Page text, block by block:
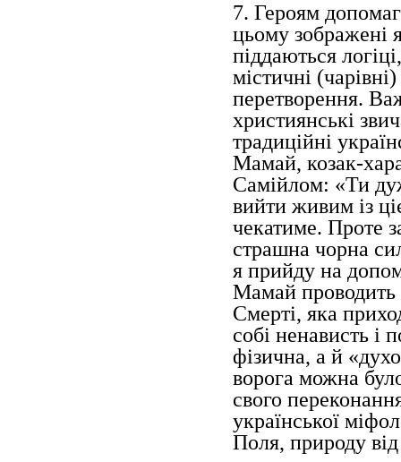
7. Героям
цьому зображені
піддаються
містичні
перетворення.
християнські
традиційні
Мамай, козак-
Самійлом: «Ти
вийти живим із
чекатиме. Проте
страшна чорна
я прийду на
Мамай проводить
Смерті, яка
собі ненависть і
фізична, а й
ворога можна
свого
української
Поля, природу